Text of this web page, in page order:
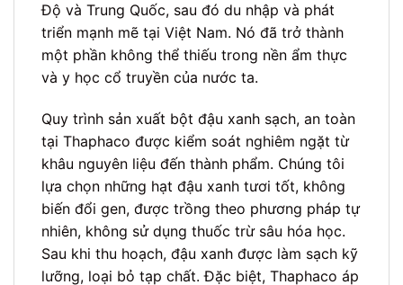
Độ và Trung Quốc, sau đó du nhập và phát
triển mạnh mẽ tại Việt Nam. Nó đã trở thành
một phần không thể thiếu trong nền ẩm thực
và y học cổ truyền của nước ta.
Quy trình sản xuất bột đậu xanh sạch, an toàn
tại Thaphaco được kiểm soát nghiêm ngặt từ
khâu nguyên liệu đến thành phẩm. Chúng tôi
lựa chọn những hạt đậu xanh tươi tốt, không
biến đổi gen, được trồng theo phương pháp tự
nhiên, không sử dụng thuốc trừ sâu hóa học.
Sau khi thu hoạch, đậu xanh được làm sạch kỹ
lưỡng, loại bỏ tạp chất. Đặc biệt, Thaphaco áp